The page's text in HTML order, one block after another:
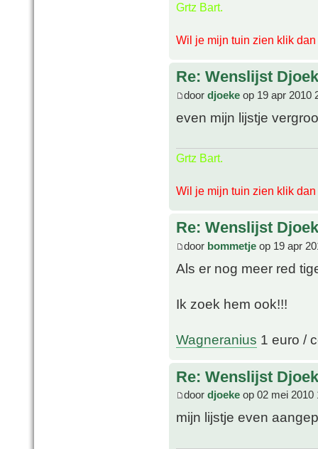
Grtz Bart.
Wil je mijn tuin zien klik dan
Re: Wenslijst
door djoeke op 19 apr 2010
even mijn lijstje
Grtz Bart.
Wil je mijn tuin zien klik dan
Re: Wenslijst
door bommetje op 19 apr
Als er nog meer red
Ik zoek hem ook!!!
Wagneranius 1 euro /
Re: Wenslijst
door djoeke op 02 mei 2010
mijn lijstje even